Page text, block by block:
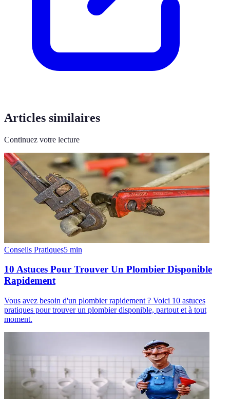
Articles similaires
Continuez votre lecture
Conseils Pratiques5 min
10 Astuces Pour Trouver Un Plombier Disponible
Rapidement
Vous avez besoin d'un plombier rapidement ? Voici 10 astuces
pratiques pour trouver un plombier disponible, partout et à tout
moment.